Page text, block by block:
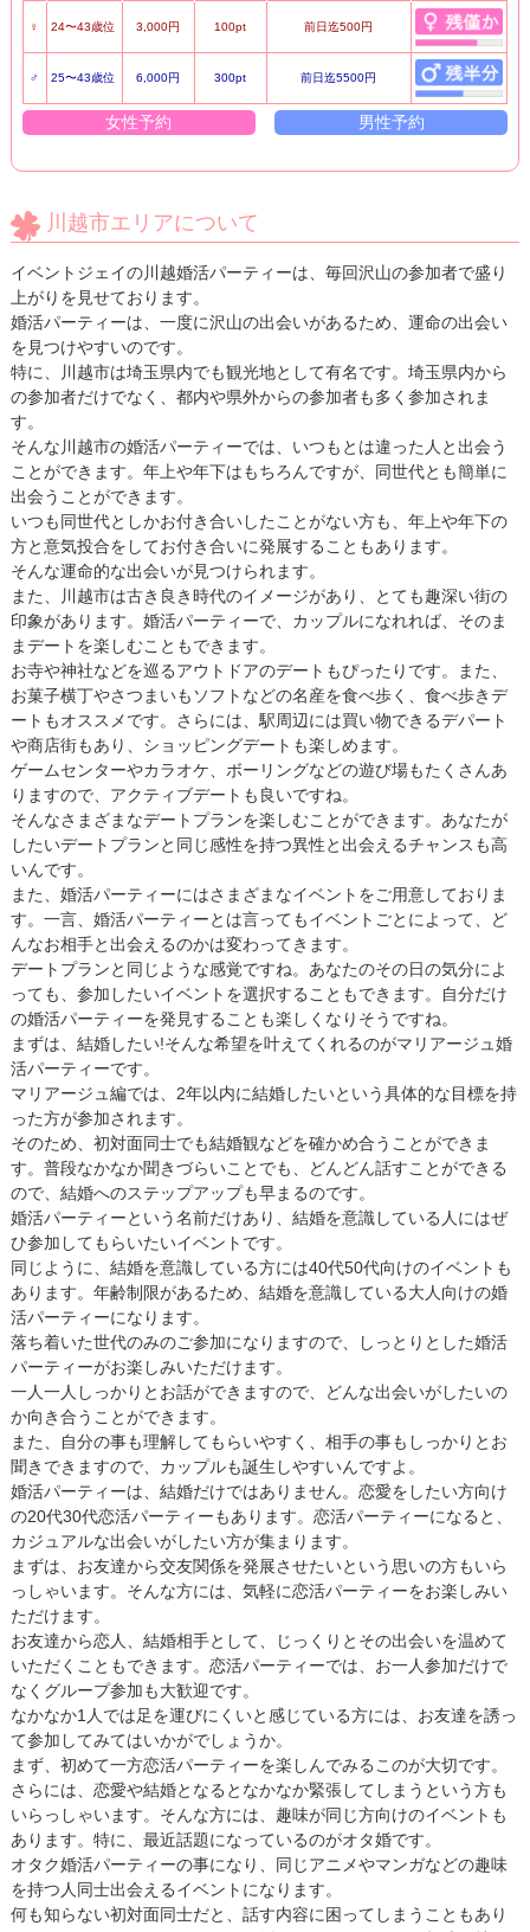
♀ 24〜43歳位 3,000円 100pt 前日迄500円
♂ 25〜43歳位 6,000円 300pt 前日迄5500円
女性予約 男性予約
川越市エリアについて
イベントジェイの川越婚活パーティーは、毎回沢山の参加者で盛り
上がりを見せております。
婚活パーティーは、一度に沢山の出会いがあるため、運命の出会い
を見つけやすいのです。
特に、川越市は埼玉県内でも観光地として有名です。埼玉県内から
の参加者だけでなく、都内や県外からの参加者も多く参加されま
す。
そんな川越市の婚活パーティーでは、いつもとは違った人と出会う
ことができます。年上や年下はもちろんですが、同世代とも簡単に
出会うことができます。
いつも同世代としかお付き合いしたことがない方も、年上や年下の
方と意気投合をしてお付き合いに発展することもあります。
そんな運命的な出会いが見つけられます。
また、川越市は古き良き時代のイメージがあり、とても趣深い街の
印象があります。婚活パーティーで、カップルになれれば、そのま
まデートを楽しむこともできます。
お寺や神社などを巡るアウトドアのデートもぴったりです。また、
お菓子横丁やさつまいもソフトなどの名産を食べ歩く、食べ歩きデ
ートもオススメです。さらには、駅周辺には買い物できるデパート
や商店街もあり、ショッピングデートも楽しめます。
ゲームセンターやカラオケ、ボーリングなどの遊び場もたくさんあ
りますので、アクティブデートも良いですね。
そんなさまざまなデートプランを楽しむことができます。あなたが
したいデートプランと同じ感性を持つ異性と出会えるチャンスも高
いんです。
また、婚活パーティーにはさまざまなイベントをご用意しておりま
す。一言、婚活パーティーとは言ってもイベントごとによって、ど
んなお相手と出会えるのかは変わってきます。
デートプランと同じような感覚ですね。あなたのその日の気分によ
っても、参加したいイベントを選択することもできます。自分だけ
の婚活パーティーを発見することも楽しくなりそうですね。
まずは、結婚したい!そんな希望を叶えてくれるのがマリアージュ婚
活パーティーです。
マリアージュ編では、2年以内に結婚したいという具体的な目標を持
った方が参加されます。
そのため、初対面同士でも結婚観などを確かめ合うことができま
す。普段なかなか聞きづらいことでも、どんどん話すことができる
ので、結婚へのステップアップも早まるのです。
婚活パーティーという名前だけあり、結婚を意識している人にはぜ
ひ参加してもらいたいイベントです。
同じように、結婚を意識している方には40代50代向けのイベントも
あります。年齢制限があるため、結婚を意識している大人向けの婚
活パーティーになります。
落ち着いた世代のみのご参加になりますので、しっとりとした婚活
パーティーがお楽しみいただけます。
一人一人しっかりとお話ができますので、どんな出会いがしたいの
か向き合うことができます。
また、自分の事も理解してもらいやすく、相手の事もしっかりとお
聞きできますので、カップルも誕生しやすいんですよ。
婚活パーティーは、結婚だけではありません。恋愛をしたい方向け
の20代30代恋活パーティーもあります。恋活パーティーになると、
カジュアルな出会いがしたい方が集まります。
まずは、お友達から交友関係を発展させたいという思いの方もいら
っしゃいます。そんな方には、気軽に恋活パーティーをお楽しみい
ただけます。
お友達から恋人、結婚相手として、じっくりとその出会いを温めて
いただくこともできます。恋活パーティーでは、お一人参加だけで
なくグループ参加も大歓迎です。
なかなか1人では足を運びにくいと感じている方には、お友達を誘っ
て参加してみてはいかがでしょうか。
まず、初めて一方恋活パーティーを楽しんでみるこのが大切です。
さらには、恋愛や結婚となるとなかなか緊張してしまうという方も
いらっしゃいます。そんな方には、趣味が同じ方向けのイベントも
あります。特に、最近話題になっているのがオタ婚です。
オタク婚活パーティーの事になり、同じアニメやマンガなどの趣味
を持つ人同士出会えるイベントになります。
何も知らない初対面同士だと、話す内容に困ってしまうこともあり